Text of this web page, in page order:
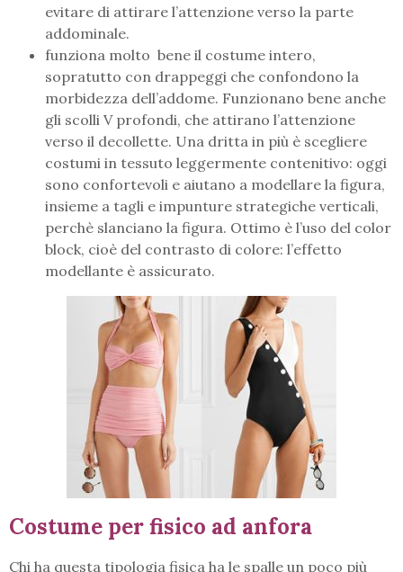
evitare di attirare l’attenzione verso la parte
addominale.
funziona molto bene il costume intero,
sopratutto con drappeggi che confondono la
morbidezza dell’addome. Funzionano bene anche
gli scolli V profondi, che attirano l’attenzione
verso il decollette. Una dritta in più è scegliere
costumi in tessuto leggermente contenitivo: oggi
sono confortevoli e aiutano a modellare la figura,
insieme a tagli e impunture strategiche verticali,
perchè slanciano la figura. Ottimo è l’uso del color
block, cioè del contrasto di colore: l’effetto
modellante è assicurato.
Costume per fisico ad anfora
Chi ha questa tipologia fisica ha le spalle un poco più